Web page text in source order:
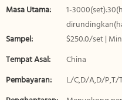
Masa Utama:
1-
Sampel:
$250.0/set |
Tempat Asal:
China
Pembayaran:
L/C,D/A,D/P,T/